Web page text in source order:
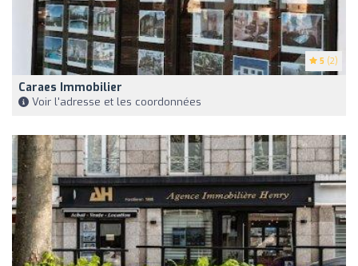
5 (2)
Caraes Immobilier
Voir l'adresse et les coordonnées